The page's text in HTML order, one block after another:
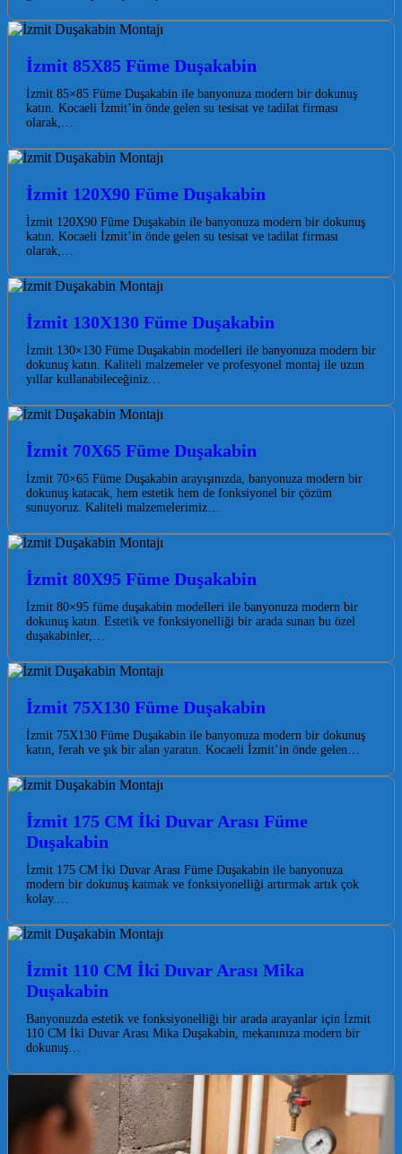
İzmit 85X85 Füme Duşakabin
İzmit 85×85 Füme Duşakabin ile banyonuza modern bir dokunuş
katın. Kocaeli İzmit’in önde gelen su tesisat ve tadilat firması
olarak,…
İzmit 120X90 Füme Duşakabin
İzmit 120X90 Füme Duşakabin ile banyonuza modern bir dokunuş
katın. Kocaeli İzmit’in önde gelen su tesisat ve tadilat firması
olarak,…
İzmit 130X130 Füme Duşakabin
İzmit 130×130 Füme Duşakabin modelleri ile banyonuza modern bir
dokunuş katın. Kaliteli malzemeler ve profesyonel montaj ile uzun
yıllar kullanabileceğiniz…
İzmit 70X65 Füme Duşakabin
İzmit 70×65 Füme Duşakabin arayışınızda, banyonuza modern bir
dokunuş katacak, hem estetik hem de fonksiyonel bir çözüm
sunuyoruz. Kaliteli malzemelerimiz…
İzmit 80X95 Füme Duşakabin
İzmit 80×95 füme duşakabin modelleri ile banyonuza modern bir
dokunuş katın. Estetik ve fonksiyonelliği bir arada sunan bu özel
duşakabinler,…
İzmit 75X130 Füme Duşakabin
İzmit 75X130 Füme Duşakabin ile banyonuza modern bir dokunuş
katın, ferah ve şık bir alan yaratın. Kocaeli İzmit’in önde gelen…
İzmit 175 CM İki Duvar Arası Füme
Duşakabin
İzmit 175 CM İki Duvar Arası Füme Duşakabin ile banyonuza
modern bir dokunuş katmak ve fonksiyonelliği artırmak artık çok
kolay.…
İzmit 110 CM İki Duvar Arası Mika
Duşakabin
Banyonuzda estetik ve fonksiyonelliği bir arada arayanlar için İzmit
110 CM İki Duvar Arası Mika Duşakabin, mekanınıza modern bir
dokunuş…